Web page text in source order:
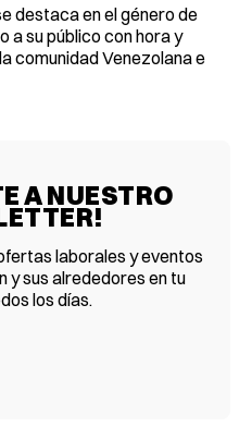
destaca en el género de
a su público con hora y
comunidad Venezolana e
A NUESTRO
laborales y eventos
y sus alrededores en tu
los días.